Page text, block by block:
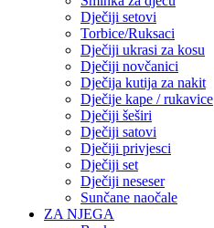
Dječiji setovi
Torbice/Ruksaci
Dječiji ukrasi za kosu
Dječiji novčanici
Dječija kutija za nakit
Dječije kape / rukavice
Dječiji šeširi
Dječiji satovi
Dječiji privjesci
Dječiji set
Dječiji neseser
Sunčane naočale
ZA NJEGA